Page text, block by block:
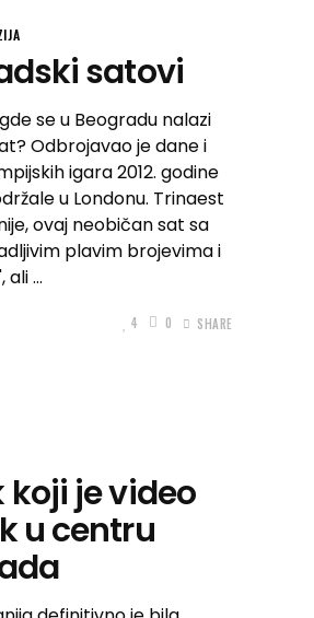
satovi
se u Beogradu nalazi
Odbrojavao je dane i
igara 2012. godine
u Londonu. Trinaest
ovaj neobičan sat sa
plavim brojevima i
ali
4 0 SHARE
koji je video
u centru